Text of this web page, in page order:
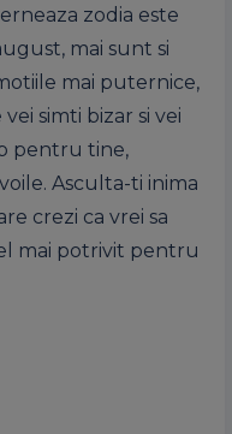
zodia este
mai sunt si
mai puternice,
simti bizar si vei
pentru tine,
Asculta-ti inima
crezi ca vrei sa
mai potrivit pentru